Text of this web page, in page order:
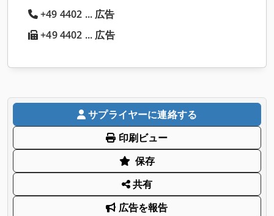
+49 4402 ... 広告
+49 4402 ... 広告
サプライヤーに連絡する
印刷ビュー
保存
共有
広告を報告